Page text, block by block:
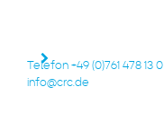
Telefon +49 (0)761 478 13 0
info@crc.de